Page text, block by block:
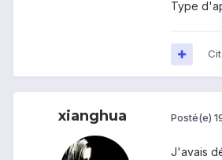
Type
xianghua Posté(e)
J'avais